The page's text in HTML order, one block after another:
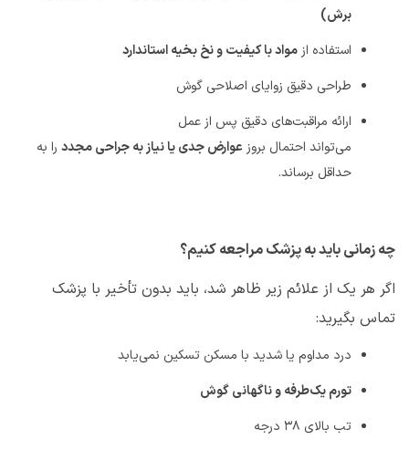
برش)
استفاده از مواد با کیفیت و نخ بخیه استاندارد
طراحی دقیق زوایای اصلاحی گوش
ارائه مراقبت‌های دقیق پس از عمل
می‌تواند احتمال بروز عوارض جدی یا نیاز به جراحی مجدد را به
حداقل برساند.
چه زمانی باید به پزشک مراجعه کنیم؟
اگر هر یک از علائم زیر ظاهر شد، باید بدون تأخیر با پزشک
تماس بگیرید:
درد مداوم یا شدید با مسکن تسکین نمی‌یابد
تورم یک‌طرفه و ناگهانی گوش
تب بالای ۳۸ درجه